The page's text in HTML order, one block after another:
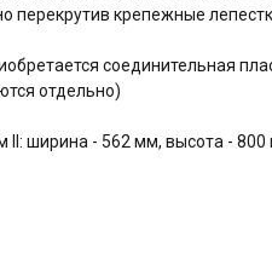
перекрутив крепежные
соединительная
отдельно)
ширина - 562 мм, высота -